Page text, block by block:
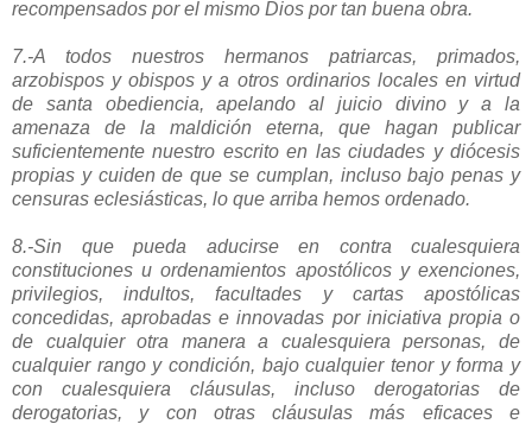
recompensados por el mismo Dios por tan buena obra.
7.-A todos nuestros hermanos patriarcas, primados,
arzobispos y obispos y a otros ordinarios locales en virtud
de santa obediencia, apelando al juicio divino y a la
amenaza de la maldición eterna, que hagan publicar
suficientemente nuestro escrito en las ciudades y diócesis
propias y cuiden de que se cumplan, incluso bajo penas y
censuras eclesiásticas, lo que arriba hemos ordenado.
8.-Sin que pueda aducirse en contra cualesquiera
constituciones u ordenamientos apostólicos y exenciones,
privilegios, indultos, facultades y cartas apostólicas
concedidas, aprobadas e innovadas por iniciativa propia o
de cualquier otra manera a cualesquiera personas, de
cualquier rango y condición, bajo cualquier tenor y forma y
con cualesquiera cláusulas, incluso derogatorias de
derogatorias, y con otras cláusulas más eficaces e